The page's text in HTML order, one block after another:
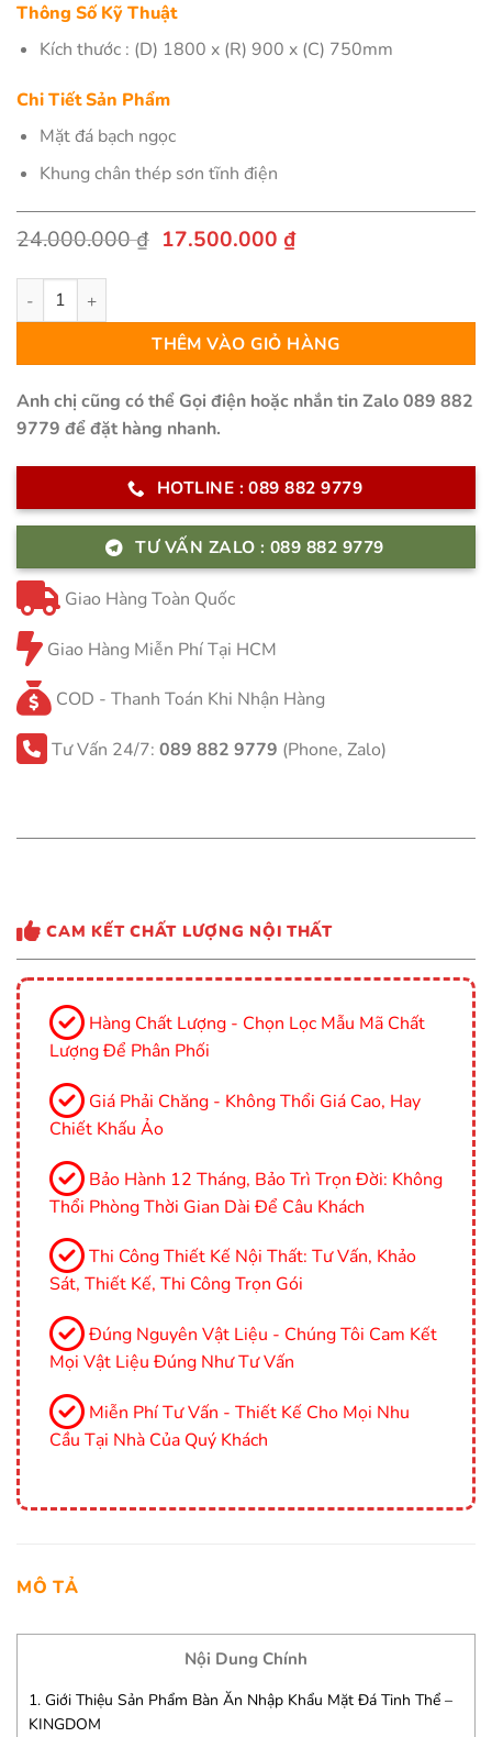
Thông Số Kỹ Thuật
Kích thước : (D) 1800 x (R) 900 x (C) 750mm
Chi Tiết Sản Phẩm
Mặt đá bạch ngọc
Khung chân thép sơn tĩnh điện
24.000.000₫ Giá
17.500.000 ₫Giá
17.500.000 ₫.
Bàn Ăn Nhập Khẩu Mặt Đá Tinh Thể - KINGDOM số lượng
THÊM VÀO GIỎ HÀNG
Anh chị cũng có thể Gọi điện hoặc nhắn tin Zalo 089 882
9779 để đặt hàng nhanh.
HOTLINE : 089 882 9779
TƯ VẤN ZALO : 089 882 9779
Giao Hàng Toàn Quốc
Giao Hàng Miễn Phí Tại HCM
COD - Thanh Toán Khi Nhận Hàng
Tư Vấn 24/7: 089 882 9779 (Phone, Zalo)
CAM KẾT CHẤT LƯỢNG NỘI THẤT
Hàng Chất Lượng - Chọn Lọc Mẫu Mã Chất
Lượng Để Phân Phối
Giá Phải Chăng - Không Thổi Giá Cao, Hay
Chiết Khấu Ảo
Bảo Hành 12 Tháng, Bảo Trì Trọn Đời: Không
Thổi Phòng Thời Gian Dài Để Câu Khách
Thi Công Thiết Kế Nội Thất: Tư Vấn, Khảo
Sát, Thiết Kế, Thi Công Trọn Gói
Đúng Nguyên Vật Liệu - Chúng Tôi Cam Kết
Mọi Vật Liệu Đúng Như Tư Vấn
Miễn Phí Tư Vấn - Thiết Kế Cho Mọi Nhu
Cầu Tại Nhà Của Quý Khách
MÔ TẢ
Nội Dung Chính
1. Giới Thiệu Sản Phẩm Bàn Ăn Nhập Khẩu Mặt Đá Tinh Thể –
KINGDOM